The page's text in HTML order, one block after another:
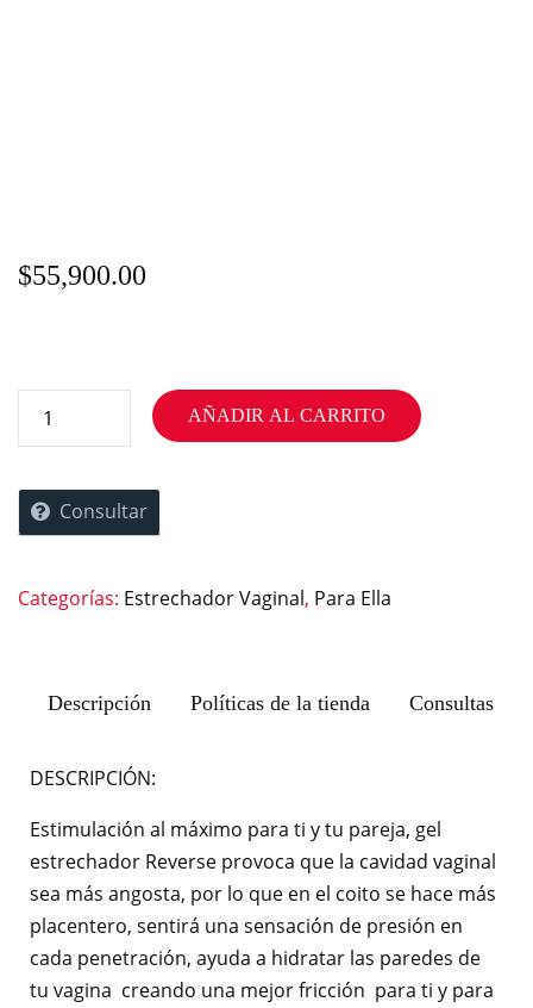
$55,900.00
AÑADIR AL CARRITO
Consultar
Categorías: Estrechador Vaginal, Para Ella
Descripción Políticas de la tienda Consultas
DESCRIPCIÓN:
Estimulación al máximo para ti y tu pareja, gel
estrechador Reverse provoca que la cavidad vaginal
sea más angosta, por lo que en el coito se hace más
placentero, sentirá una sensación de presión en
cada penetración, ayuda a hidratar las paredes de
tu vagina creando una mejor fricción para ti y para